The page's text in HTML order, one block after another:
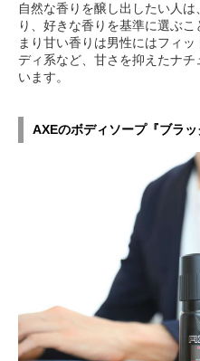
自然な香りを醸し出したい人
り、好きな香りを基準に選ぶ
まり甘い香りは男性にはフィ
ディ系など、甘さを抑えたナ
います。
AXEのボディソープ『ブラッ